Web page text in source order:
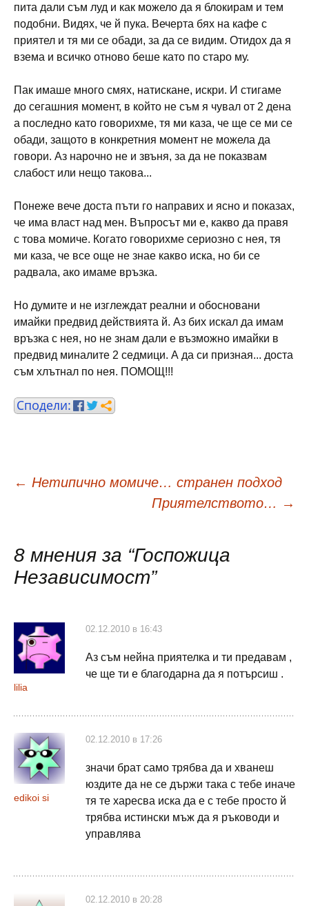
пита дали съм луд и как можело да я блокирам и тем
подобни. Видях, че й пука. Вечерта бях на кафе с
приятел и тя ми се обади, за да се видим. Отидох да я
взема и всичко отново беше като по старо му.
Пак имаше много смях, натискане, искри. И стигаме
до сегашния момент, в който не съм я чувал от 2 дена
а последно като говорихме, тя ми каза, че ще се ми се
обади, защото в конкретния момент не можела да
говори. Аз нарочно не и звъня, за да не показвам
слабост или нещо такова...
Понеже вече доста пъти го направих и ясно и показах,
че има власт над мен. Въпросът ми е, какво да правя
с това момиче. Когато говорихме сериозно с нея, тя
ми каза, че все още не знае какво иска, но би се
радвала, ако имаме връзка.
Но думите и не изглеждат реални и обосновани
имайки предвид действията й. Аз бих искал да имам
връзка с нея, но не знам дали е възможно имайки в
предвид миналите 2 седмици. А да си призная... доста
съм хлътнал по нея. ПОМОЩ!!!
Навигация
публикациите
← Нетипично момиче… странен подход
Приятелството… →
8 мнения за “Госпожица
Независимост”
lilia
02.12.2010 в 16:43
Аз съм нейна приятелка и ти предавам ,
че ще ти е благодарна да я потърсиш .
edikoi si
02.12.2010 в 17:26
значи брат само трябва да и хванеш
юздите да не се държи така с тебе иначе
тя те харесва иска да е с тебе просто й
трябва истински мъж да я ръководи и
управлява
02.12.2010 в 20:28